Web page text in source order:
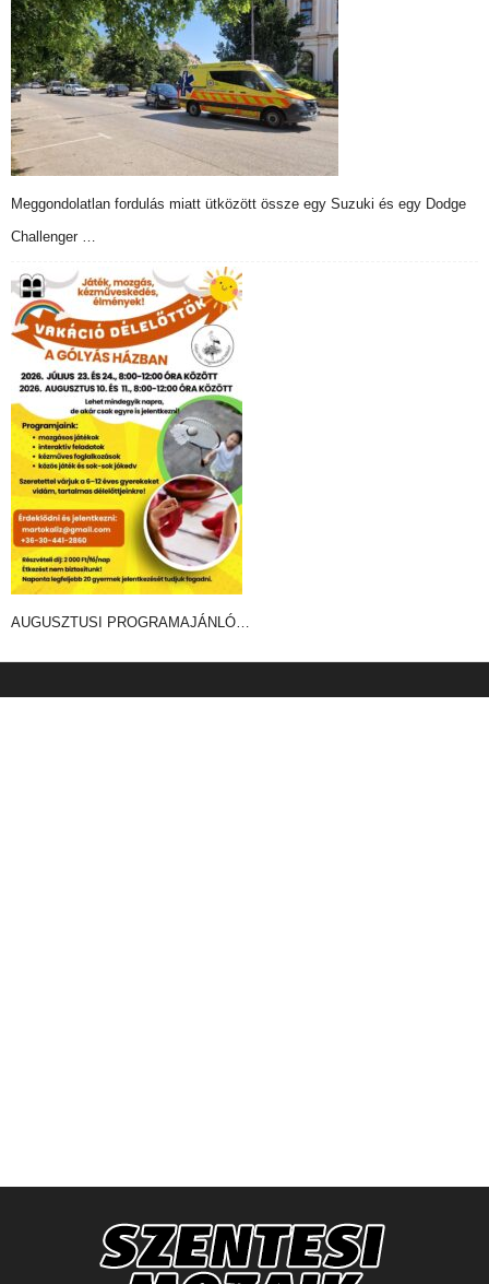
Meggondolatlan fordulás miatt ütközött össze egy Suzuki és egy Dodge
Challenger …
AUGUSZTUSI PROGRAMAJÁNLÓ…